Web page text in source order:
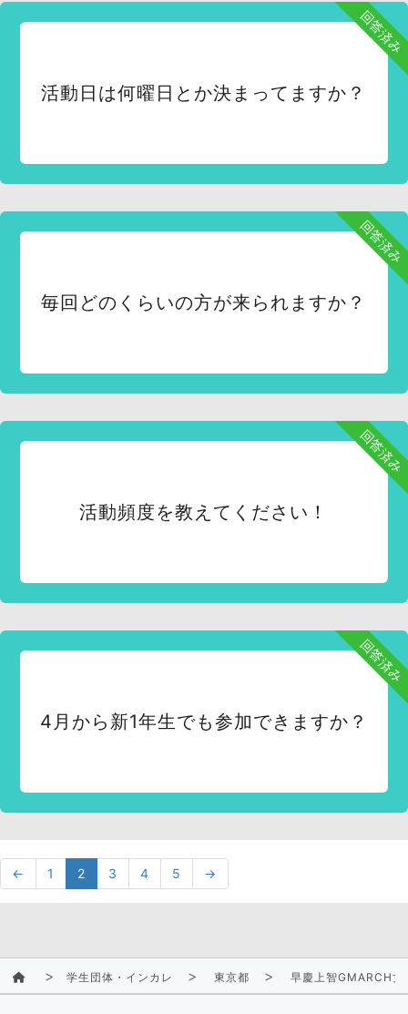
回答済み
活動日は何曜日とか決まってますか？
回答済み
毎回どのくらいの方が来られますか？
回答済み
活動頻度を教えてください！
回答済み
4月から新1年生でも参加できますか？
← 1 2 3 4 5 →
学生団体・インカレ 東京都 早慶上智GMARCH